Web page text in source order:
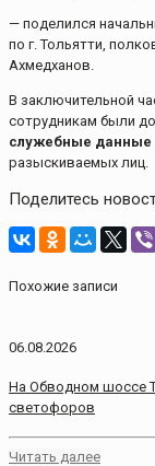
— поделился
по г. Тольятти,
Ахмедханов.
В заключительной
сотрудникам были
служебные данные
разыскиваемых лиц.
Поделитесь
Похожие записи
06.08.2026
На Обводном шоссе
светофоров
Читать далее